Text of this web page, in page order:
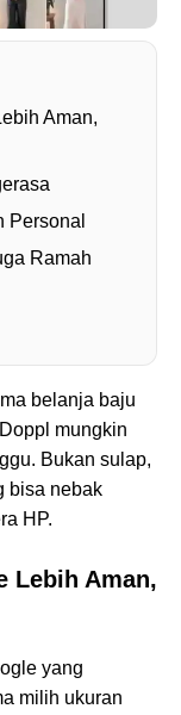
Aman,
Personal
Ramah
belanja baju
mungkin
Bukan sulap,
bisa nebak
HP.
Lebih Aman,
yang
milih ukuran